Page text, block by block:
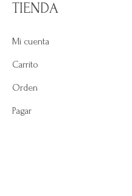
TIENDA
Mi cuenta
Carrito
Orden
Pagar